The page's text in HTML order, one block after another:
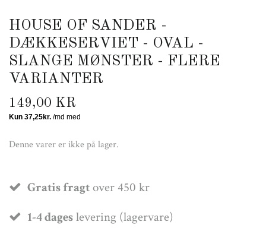
HOUSE OF SANDER -
DÆKKESERVIET - OVAL -
SLANGE MØNSTER - FLERE
VARIANTER
149,00 KR
Denne varer er ikke på lager.
Gratis fragtover 450 kr
1-4 dageslevering (lagervare)